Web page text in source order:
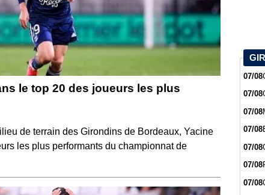
le top 20 des joueurs les plus
de terrain des Girondins de Bordeaux, Yacine
les plus performants du championnat de
07/08
07/08
07/08
07/08
07/08
07/08
07/08